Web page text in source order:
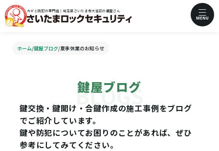
カギと防犯の専門店｜埼玉県さいたま市大宮区の鍵屋さん
MENU
ホーム/鍵屋ブログ/夏季休業のお知らせ
鍵屋ブログ
鍵交換・鍵開け・合鍵作成の施工事例をブログ
でご紹介しています。
鍵や防犯についてお困りのことがあれば、ぜひ
参考にしてみてください。